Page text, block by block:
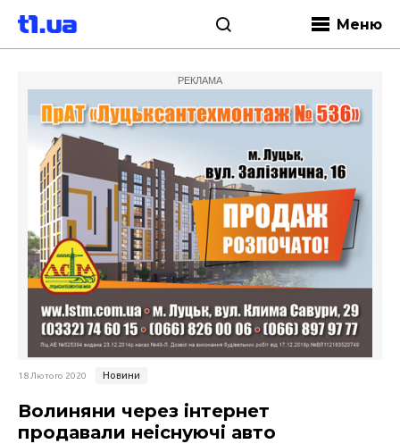
Меню
РЕКЛАМА
18 Лютого 2020 Новини
Волиняни через інтернет
продавали неіснуючі авто